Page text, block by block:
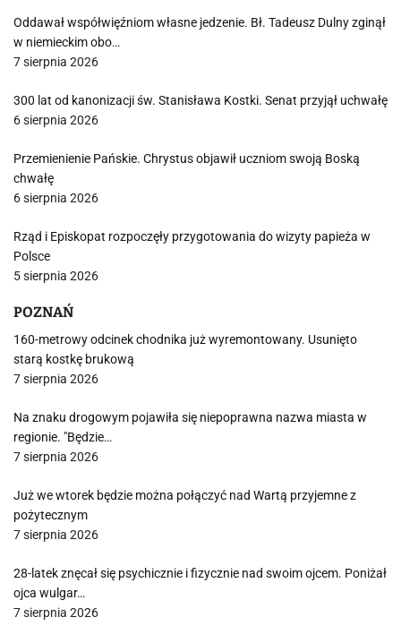
Oddawał współwięźniom własne jedzenie. Bł. Tadeusz Dulny zginął
w niemieckim obo…
7 sierpnia 2026
300 lat od kanonizacji św. Stanisława Kostki. Senat przyjął uchwałę
6 sierpnia 2026
Przemienienie Pańskie. Chrystus objawił uczniom swoją Boską
chwałę
6 sierpnia 2026
Rząd i Episkopat rozpoczęły przygotowania do wizyty papieża w
Polsce
5 sierpnia 2026
POZNAŃ
160-metrowy odcinek chodnika już wyremontowany. Usunięto
starą kostkę brukową
7 sierpnia 2026
Na znaku drogowym pojawiła się niepoprawna nazwa miasta w
regionie. "Będzie…
7 sierpnia 2026
Już we wtorek będzie można połączyć nad Wartą przyjemne z
pożytecznym
7 sierpnia 2026
28-latek znęcał się psychicznie i fizycznie nad swoim ojcem. Poniżał
ojca wulgar…
7 sierpnia 2026